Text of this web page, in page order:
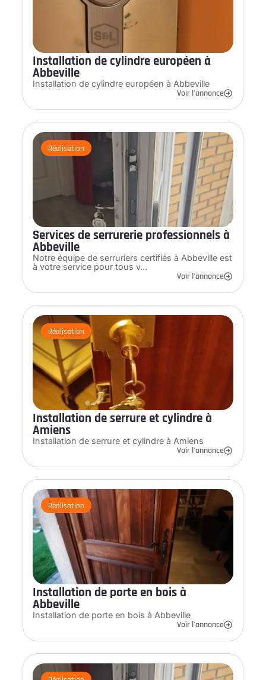
Installation de cylindre européen à
Abbeville
Installation de cylindre européen à Abbeville
Voir l'annonce
Réalisation
Services de serrurerie professionnels à
Abbeville
Notre équipe de serruriers certifiés à Abbeville est
à votre service pour tous v…
Voir l'annonce
Réalisation
Installation de serrure et cylindre à
Amiens
Installation de serrure et cylindre à Amiens
Voir l'annonce
Réalisation
Installation de porte en bois à
Abbeville
Installation de porte en bois à Abbeville
Voir l'annonce